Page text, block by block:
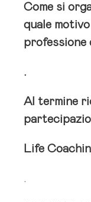
Come si
quale
professione
.
Al termine
Life
.